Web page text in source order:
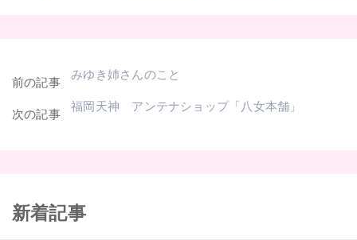
前の記事
みゆき姉さんのこと
次の記事
福岡天神 アンテナショップ「八女本舗」
新着記事